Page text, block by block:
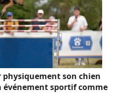
son chien
sportif comme